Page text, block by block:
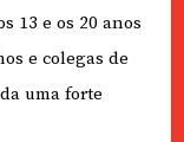
13 e os 20 anos
e colegas de
uma forte